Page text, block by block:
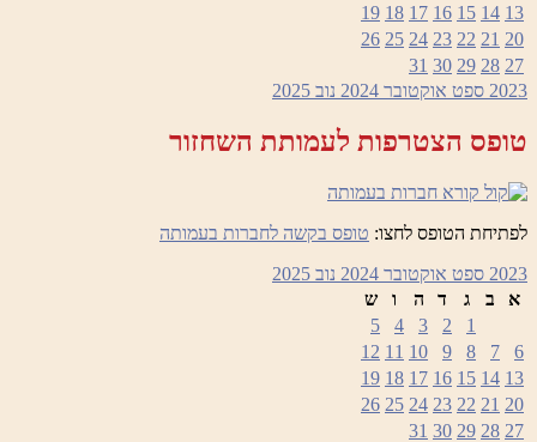
13
14
15
16
17
18
19
20
21
22
23
24
25
26
27
28
29
30
31
2023 ספט אוקטובר 2024 נוב 2025
טופס הצטרפות לעמותת השחזור
לפתיחת הטופס לחצו: טופס בקשה לחברות בעמותה
2023 ספט אוקטובר 2024 נוב 2025
א
ב ג ד ה ו
ש
1
2
3
4
5
6
7
8
9
10
11
12
13
14
15
16
17
18
19
20
21
22
23
24
25
26
27
28
29
30
31